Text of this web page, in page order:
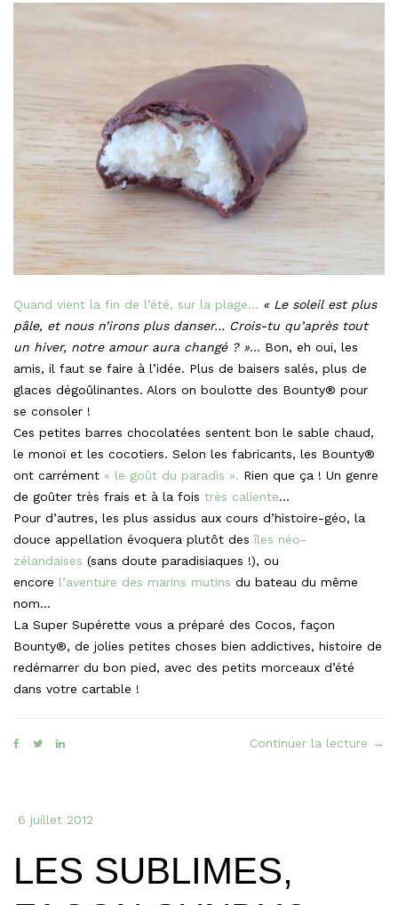
Quand vient la fin de l’été, sur la plage… « Le soleil est plus
pâle, et nous n’irons plus danser… Crois-tu qu’après tout
un hiver, notre amour aura changé ? »… Bon, eh oui, les
amis, il faut se faire à l’idée. Plus de baisers salés, plus de
glaces dégoûlinantes. Alors on boulotte des Bounty® pour
se consoler !
Ces petites barres chocolatées sentent bon le sable chaud,
le monoï et les cocotiers. Selon les fabricants, les Bounty®
ont carrément « le goût du paradis ». Rien que ça ! Un genre
de goûter très frais et à la fois très caliente…
Pour d’autres, les plus assidus aux cours d’histoire-géo, la
douce appellation évoquera plutôt desîles néo-
zélandaises (sans doute paradisiaques !), ou
encore l’aventure des marins mutins du bateau du même
nom…
La Super Supérette vous a préparé des Cocos, façon
Bounty®, de jolies petites choses bien addictives, histoire de
redémarrer du bon pied, avec des petits morceaux d’été
dans votre cartable !
Continuer la lecture «
→
6 juillet 2012
LES SUBLIMES,